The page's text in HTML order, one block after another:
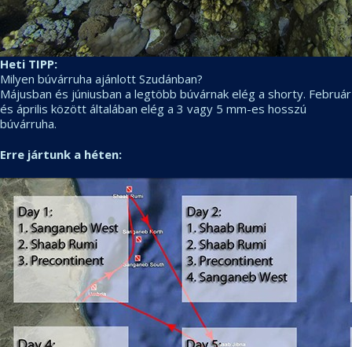
Heti TIPP:
Milyen búvárruha ajánlott Szudánban?
Májusban és júniusban a legtöbb búvárnak elég a shorty. Február
és április között általában elég a 3 vagy 5 mm-es hosszú
búvárruha.
Erre jártunk a héten: